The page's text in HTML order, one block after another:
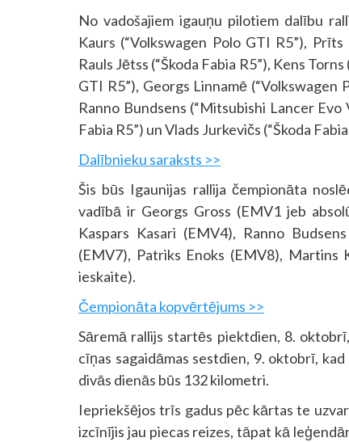
No vadošajiem igauņu pilotiem dalību
Kaurs (“Volkswagen Polo GTI R5”),
Rauls Jētss (“Škoda Fabia R5”), Kens
GTI R5”), Georgs Linnamē
Ranno Bundsens (“Mitsubishi Lancer
Fabia R5”) un Vlads Jurkevičs (“Škoda
Dalībnieku saraksts >>
Šis būs Igaunijas rallija čempionāta
vadībā ir Georgs Gross (EMV1 jeb
Kaspars Kasari (EMV4), Ranno
(EMV7), Patriks Enoks (EMV8), Martins
ieskaite).
Čempionāta kopvērtējums >>
Sāremā rallijs startēs piektdien, 8.
cīņas sagaidāmas sestdien, 9. oktobrī,
divās dienās būs 132 kilometri.
Iepriekšējos trīs gadus pēc kārtas te
izcīnījis jau piecas reizes, tāpat kā